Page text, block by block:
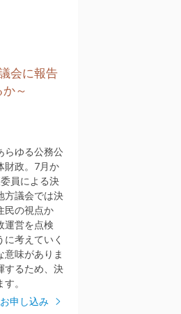
会に報告
～
らゆる公務公
財政。7月か
員による決
方議会では決
民の視点か
運営を点検
考えていく
味がありま
するため、決
。
申し込み